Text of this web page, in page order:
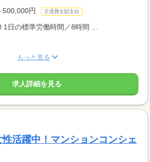
500,000円 交通費全額支給
日の標準労働時間／8時間 ...
もっと見る
求人詳細を見る
性活躍中！マンションコンシェ